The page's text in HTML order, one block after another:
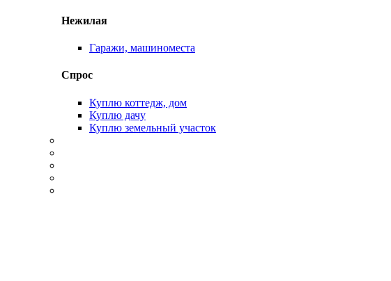
Нежилая
Гаражи, машиноместа
Спрос
Куплю коттедж, дом
Куплю дачу
Куплю земельный участок